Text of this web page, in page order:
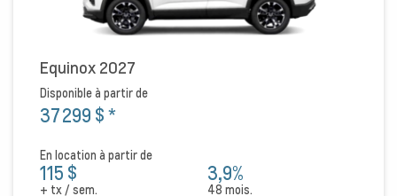
Equinox 2027
Disponible à partir de
37 299 $*
En location à partir de
115 $
+ tx / sem.
3,9%
48 mois.